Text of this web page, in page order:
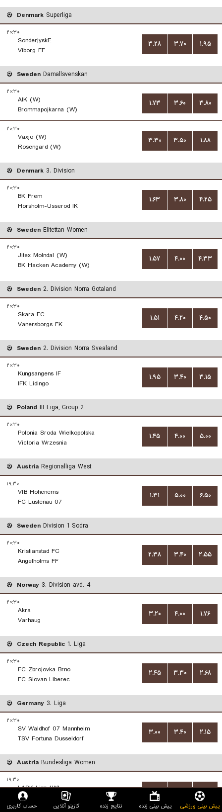
Denmark Superliga
۲۰:۳۰
SonderjyskE
Viborg FF
۳.۲۸ ۳.۷۰ ۱.۹۵
Sweden Damallsvenskan
۲۰:۳۰
AIK (W)
Brommapojkarna (W)
۱.۷۳ ۳.۶۰ ۳.۸۰
۲۰:۳۰
Vaxjo (W)
Rosengard (W)
۳.۳۰ ۳.۵۰ ۱.۸۸
Denmark 3. Division
۲۰:۳۰
BK Frem
Horsholm-Usserod IK
۱.۶۳ ۳.۸۰ ۴.۲۵
Sweden Elitettan Women
۲۰:۳۰
Jitex Molndal (W)
BK Hacken Academy (W)
۱.۵۷ ۴.۰۰ ۴.۳۳
Sweden 2. Division Norra Gotaland
۲۰:۳۰
Skara FC
Vanersborgs FK
۱.۵۱ ۴.۲۰ ۴.۵۰
Sweden 2. Division Norra Svealand
۲۰:۳۰
Kungsangens IF
IFK Lidingo
۱.۹۵ ۳.۴۰ ۳.۱۵
Poland III Liga, Group 2
۲۰:۳۰
Polonia Sroda Wielkopolska
Victoria Wrzesnia
۱.۴۵ ۴.۰۰ ۵.۰۰
Austria Regionalliga West
۱۹:۳۰
VfB Hohenems
FC Lustenau 07
۱.۳۱ ۵.۰۰ ۶.۵۰
Sweden Division 1 Sodra
۲۰:۳۰
Kristianstad FC
Angelholms FF
۲.۳۸ ۳.۴۰ ۲.۵۵
Norway 3. Division avd. 4
۲۰:۳۰
Akra
Varhaug
۳.۲۰ ۴.۰۰ ۱.۷۶
Czech Republic 1. Liga
۲۰:۳۰
FC Zbrojovka Brno
FC Slovan Liberec
۲.۴۵ ۳.۳۰ ۲.۶۸
Germany 3. Liga
۲۰:۳۰
SV Waldhof 07 Mannheim
TSV Fortuna Dusseldorf
۳.۰۰ ۳.۴۰ ۲.۱۵
Austria Bundesliga Women
۱۹:۳۰
LASK Linz (W)
SK Sturm Graz (W)
۴.۳۳ ۱.۵۷
پیش بینی ورزشی پیش بینی زنده نتایج زنده کازینو آنلاین حساب کاربری